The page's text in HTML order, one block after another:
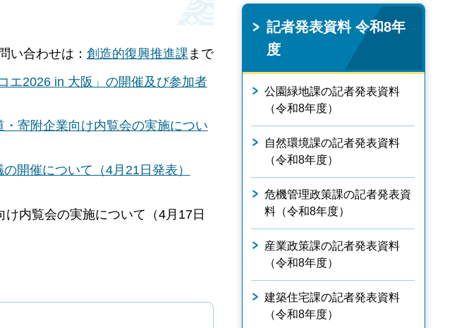
い合わせは： 創造的復興推進課 まで
エ2026 in 大阪」の開催及び参加者
寄附企業向け内覧会の実施につい
開催について（4月21日発表）
内覧会の実施について（4月17日
記者発表資料 令和8年
度
公園緑地課の記者発表資料
（令和8年度）
自然環境課の記者発表資料
（令和8年度）
危機管理政策課の記者発表資
料（令和8年度）
産業政策課の記者発表資料
（令和8年度）
建築住宅課の記者発表資料
（令和8年度）